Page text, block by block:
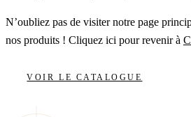
N’oubliez pas de visiter notre page
nos produits ! Cliquez ici pour revenir à
VOIR LE CATALOGUE